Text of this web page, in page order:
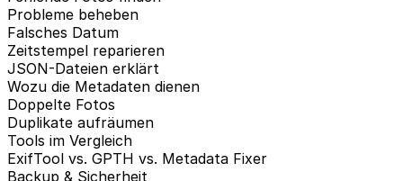
Probleme beheben
Falsches Datum
Zeitstempel reparieren
JSON-Dateien erklärt
Wozu die Metadaten dienen
Doppelte Fotos
Duplikate aufräumen
Tools im Vergleich
ExifTool vs. GPTH vs. Metadata Fixer
Backup & Sicherheit